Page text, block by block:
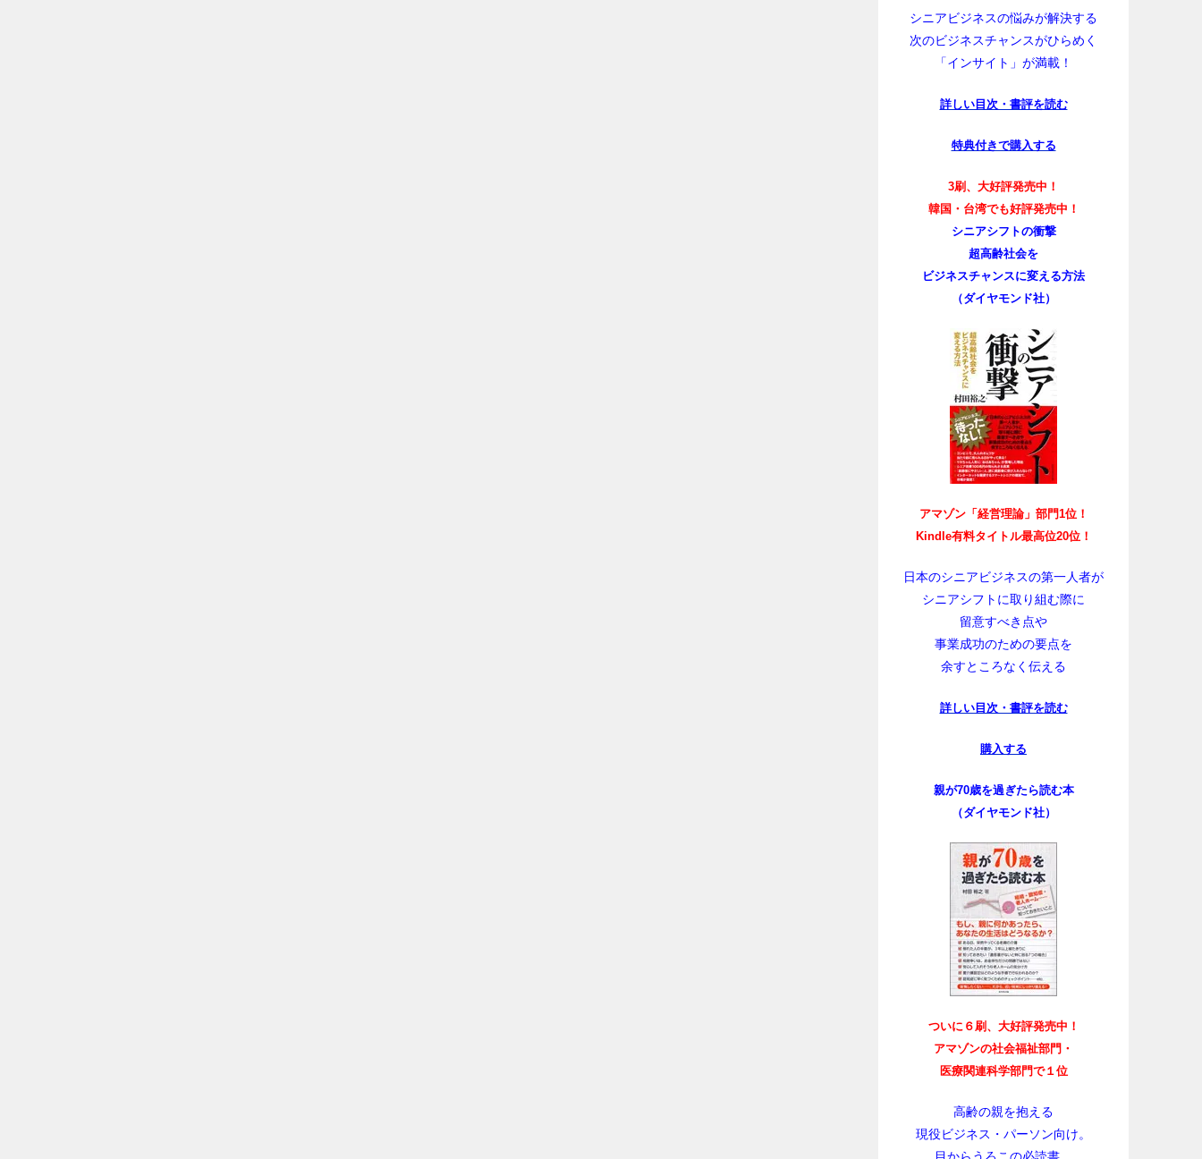
シニアビジネスの悩みが解決する
次のビジネスチャンスがひらめく
「インサイト」が満載！
詳しい目次・書評を読む
特典付きで購入する
3刷、大好評発売中！
韓国・台湾でも好評発売中！
シニアシフトの衝撃
超高齢社会を
ビジネスチャンスに変える方法
（ダイヤモンド社）
アマゾン「経営理論」部門1位！
Kindle有料タイトル最高位20位！
日本のシニアビジネスの第一人者が
シニアシフトに取り組む際に
留意すべき点や
事業成功のための要点を
余すところなく伝える
詳しい目次・書評を読む
購入する
親が70歳を過ぎたら読む本
（ダイヤモンド社）
ついに６刷、大好評発売中！
アマゾンの社会福祉部門・
医療関連科学部門で１位
高齢の親を抱える
現役ビジネス・パーソン向け。
目からうろこの必読書。